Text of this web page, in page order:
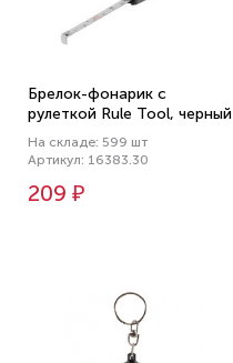
Брелок-фонарик с
рулеткой Rule Tool, черный
На складе: 599 шт
Артикул: 16383.30
209 ₽